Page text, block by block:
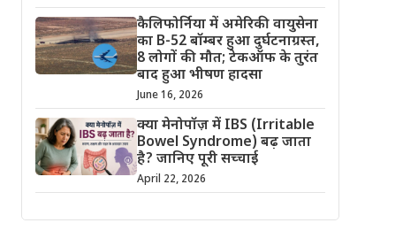
कैलिफोर्निया में अमेरिकी वायुसेना
का B-52 बॉम्बर हुआ दुर्घटनाग्रस्त,
8 लोगों की मौत; टेकऑफ के तुरंत
बाद हुआ भीषण हादसा
June 16, 2026
क्या मेनोपॉज़ में IBS (Irritable
Bowel Syndrome) बढ़ जाता
है? जानिए पूरी सच्चाई
April 22, 2026